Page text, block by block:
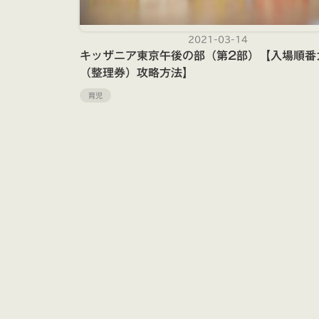
育児
2021-03-14
キッザニア東京午後の部（第2部）【入場順番
（整理券）攻略方法】